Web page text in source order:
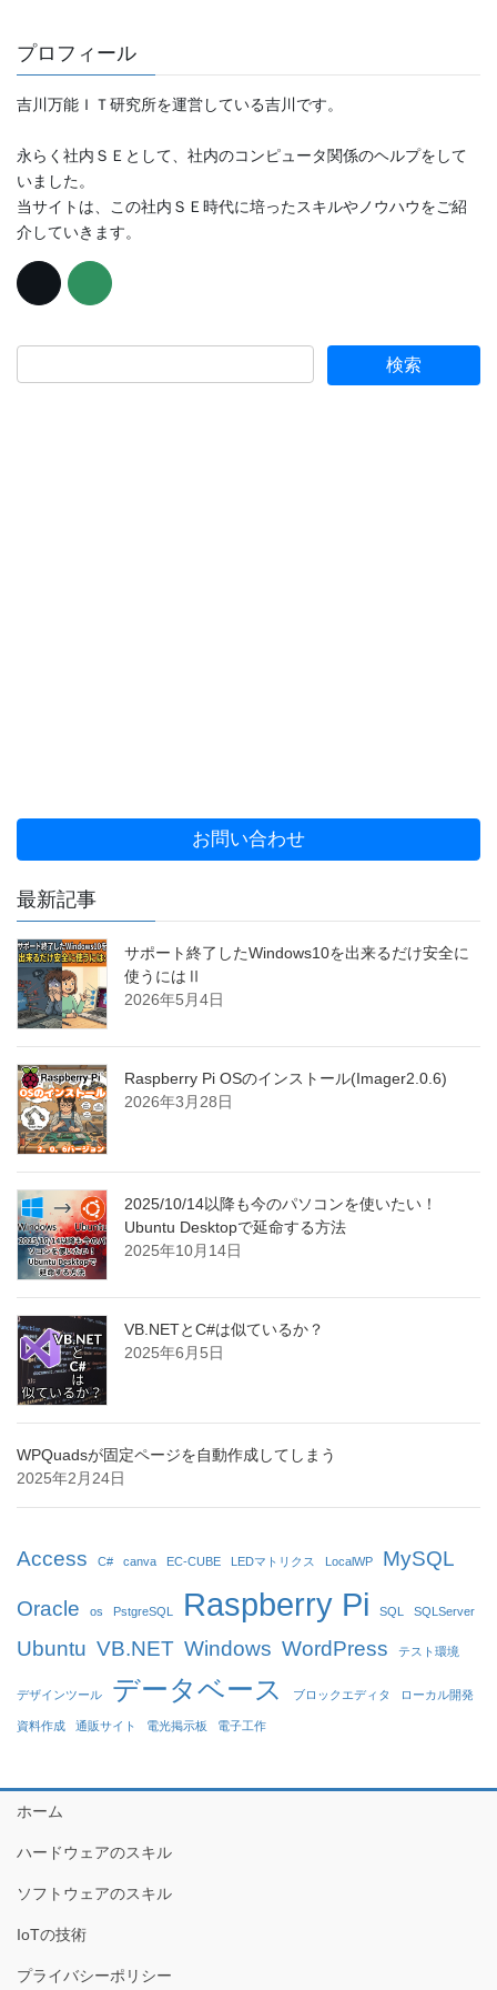
プロフィール
吉川万能ＩＴ研究所を運営している吉川です。
永らく社内ＳＥとして、社内のコンピュータ関係のヘルプをして
いました。
当サイトは、この社内ＳＥ時代に培ったスキルやノウハウをご紹
介していきます。
お問い合わせ
最新記事
サポート終了したWindows10を出来るだけ安全に
使うにはⅡ
2026年5月4日
Raspberry Pi OSのインストール(Imager2.0.6)
2026年3月28日
2025/10/14以降も今のパソコンを使いたい！
Ubuntu Desktopで延命する方法
2025年10月14日
VB.NETとC#は似ているか？
2025年6月5日
WPQuadsが固定ページを自動作成してしまう
2025年2月24日
Access C# canva EC-CUBE LEDマトリクス LocalWP MySQL
Oracle os PstgreSQL Raspberry Pi SQL SQLServer
Ubuntu VB.NET Windows WordPress テスト環境
デザインツール データベース ブロックエディタ ローカル開発
資料作成 通販サイト 電光掲示板 電子工作
ホーム
ハードウェアのスキル
ソフトウェアのスキル
IoTの技術
プライバシーポリシー